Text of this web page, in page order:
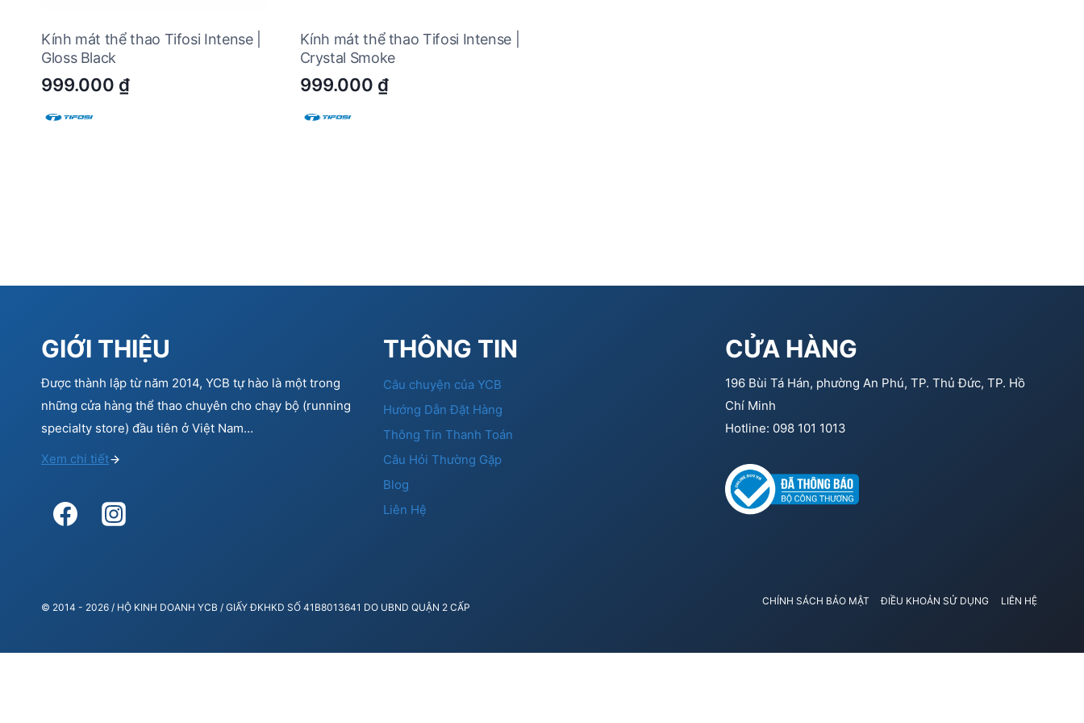
Kính mát thể thao Tifosi Intense |
Gloss Black
999.000 ₫
Kính mát thể thao Tifosi Intense |
Crystal Smoke
999.000 ₫
GIỚI THIỆU
Được thành lập từ năm 2014, YCB tự hào là một trong
những cửa hàng thể thao chuyên cho chạy bộ (running
specialty store) đầu tiên ở Việt Nam…
Xem chi tiết
THÔNG TIN
Câu chuyện của YCB
Hướng Dẫn Đặt Hàng
Thông Tin Thanh Toán
Câu Hỏi Thường Gặp
Blog
Liên Hệ
CỬA HÀNG
196 Bùi Tá Hán, phường An Phú, TP. Thủ Đức, TP. Hồ
Chí Minh
Hotline: 098 101 1013
© 2014 - 2026 / HỘ KINH DOANH YCB / GIẤY ĐKHKD SỐ 41B8013641 DO UBND QUẬN 2 CẤP
CHÍNH SÁCH BẢO MẬT ĐIỀU KHOẢN SỬ DỤNG LIÊN HỆ